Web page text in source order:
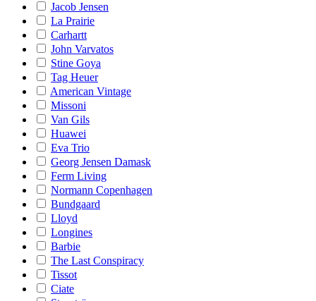
Jacob Jensen
La Prairie
Carhartt
John Varvatos
Stine Goya
Tag Heuer
American Vintage
Missoni
Van Gils
Huawei
Eva Trio
Georg Jensen Damask
Ferm Living
Normann Copenhagen
Bundgaard
Lloyd
Longines
Barbie
The Last Conspiracy
Tissot
Ciate